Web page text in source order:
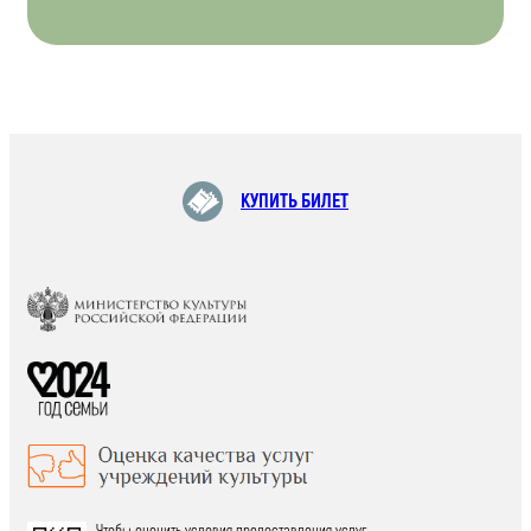
КУПИТЬ БИЛЕТ